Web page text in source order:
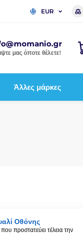
EUR
μας όποτε θέλετε!
Άλλες μάρκες
Οθόνης
προστατεύει τέλεια την